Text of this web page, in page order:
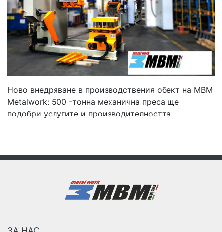
Ново внедряване в производствения обект на MBM
Metalwork: 500 -тонна механична преса ще
подобри услугите и производителността.